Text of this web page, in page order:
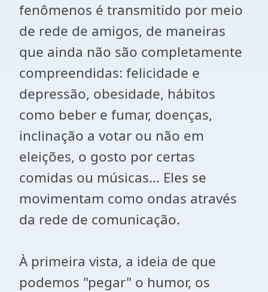
fenômenos é transmitido por meio
de rede de amigos, de maneiras
que ainda não são completamente
compreendidas: felicidade e
depressão, obesidade, hábitos
como beber e fumar, doenças,
inclinação a votar ou não em
eleições, o gosto por certas
comidas ou músicas... Eles se
movimentam como ondas através
da rede de comunicação.
À primeira vista, a ideia de que
podemos "pegar" o humor, os